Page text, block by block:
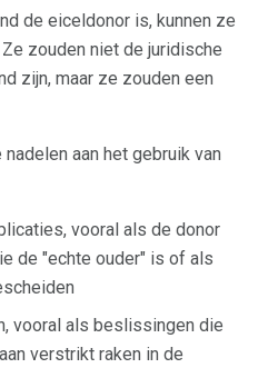
de eiceldonor is, kunnen ze
zouden niet de juridische
zijn, maar ze zouden een
aan het gebruik van
vooral als de donor
de "echte ouder" is of als
vooral als beslissingen die
verstrikt raken in de